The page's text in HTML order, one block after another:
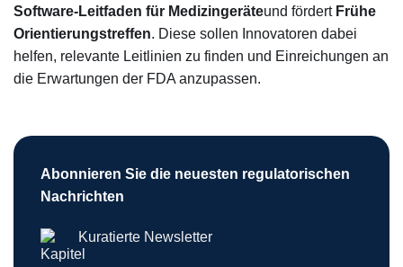
Software-Leitfaden für Medizingeräteund fördert Frühe
Orientierungstreffen. Diese sollen Innovatoren dabei
helfen, relevante Leitlinien zu finden und Einreichungen an
die Erwartungen der FDA anzupassen.
Abonnieren Sie die neuesten regulatorischen
Nachrichten
Kuratierte Newsletter